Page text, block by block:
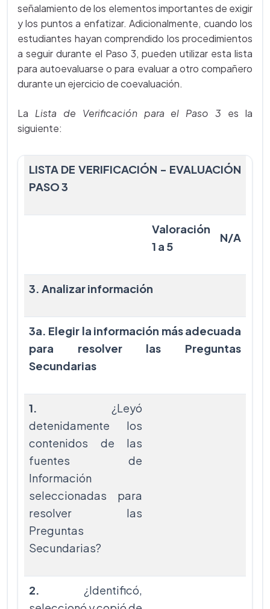
señalamiento de los elementos importantes de exigir
y los puntos a enfatizar. Adicionalmente, cuando los
estudiantes hayan comprendido los procedimientos
a seguir durante el Paso 3, pueden utilizar esta lista
para autoevaluarse o para evaluar a otro compañero
durante un ejercicio de coevaluación.
La Lista de Verificación para el Paso 3 es la
siguiente:
LISTA DE VERIFICACIÓN - EVALUACIÓN
PASO 3
Valoración
1 a 5
N/A
3. Analizar información
3a. Elegir la información más adecuada
para resolver las Preguntas
Secundarias
1. ¿Leyó
detenidamente los
contenidos de las
fuentes de
Información
seleccionadas para
resolver las
Preguntas
Secundarias?
2. ¿Identificó,